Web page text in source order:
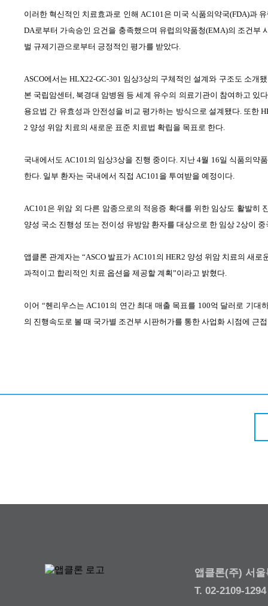
이러한 혁신적인 치료효과로 인해 AC101은 미국 식품의약국(FDA)과
DA로부터 가속승인 요건을 충족했으며 유럽의약품청(EMA)의 조건부
벌 규제기관으로부터 긍정적인 평가를 받았다.
ASCO에서는 HLX22-GC-301 임상3상의 구체적인 설계와 구조도 소개
본 국립암센터, 북경대 암병원 등 세계 유수의 의료기관이 참여하고 있다
용요법 간 유효성과 안전성을 비교 평가하는 방식으로 설계됐다. 또한
2 양성 위암 치료의 새로운 표준 치료법 확립을 목표로 한다.
국내에서도 AC101의 임상3상을 진행 중이다. 지난 4월 16일 식품의약
한다. 일부 환자는 국내에서 직접 AC101을 투여받을 예정이다.
AC101은 위암 외 다른 암종으로의 적응증 확대를 위한 임상도 활발히
양성 국소 진행성 또는 전이성 유방암 환자를 대상으로 한 임상 2상이 중
앱클론 관계자는 “ASCO 발표가 AC101의 HER2 양성 위암 치료의 새로
과적이고 합리적인 치료 옵션을 제공할 계획”이라고 밝혔다.
이어 “헨리우스는 AC101의 연간 최대 매출 목표를 100억 달러로 기대
의 진행속도로 볼 때 국가별 조건부 시판허가를 통한 사업화 시점에 근
앱클론(주) 서
T. 02-2109-